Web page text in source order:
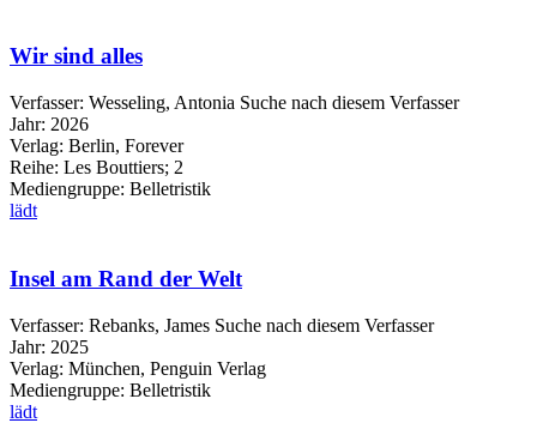
Wir sind alles
Verfasser: Wesseling, Antonia Suche nach diesem Verfasser
Jahr: 2026
Verlag: Berlin, Forever
Reihe: Les Bouttiers; 2
Mediengruppe: Belletristik
lädt
Insel am Rand der Welt
Verfasser: Rebanks, James Suche nach diesem Verfasser
Jahr: 2025
Verlag: München, Penguin Verlag
Mediengruppe: Belletristik
lädt